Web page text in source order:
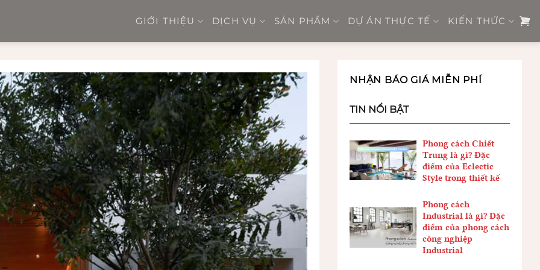
GIỚI THIỆU DỊCH VỤ SẢN PHẨM DỰ ÁN THỰC TẾ KIẾN THỨC
NHẬN BÁO GIÁ MIỄN PHÍ
TIN NỔI BẬT
Phong cách Chiết
Trung là gì? Đặc
điểm của Eclectic
Style trong thiết kế
Phong cách
Industrial là gì? Đặc
điểm của phong cách
công nghiệp
Industrial